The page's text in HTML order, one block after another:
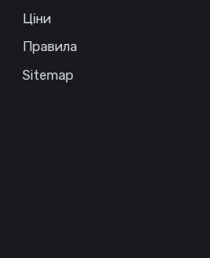
Ціни
Правила
Sitemap